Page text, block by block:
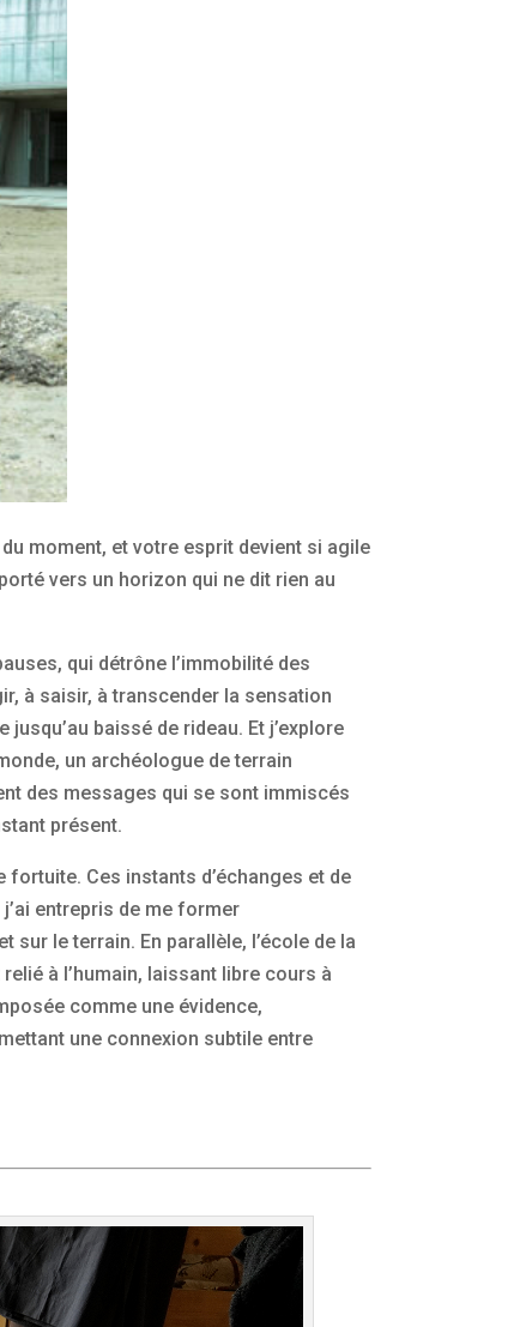
moment, et votre esprit devient si agile
vers un horizon qui ne dit rien au
qui détrône l’immobilité des
à saisir, à transcender la sensation
baissé de rideau. Et j’explore
un archéologue de terrain
des messages qui se sont immiscés
présent.
Ces instants d’échanges et de
entrepris de me former
le terrain. En parallèle, l’école de la
à l’humain, laissant libre cours à
comme une évidence,
une connexion subtile entre